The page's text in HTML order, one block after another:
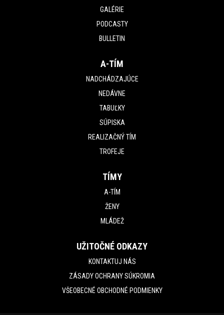
GALÉRIE
PODCASTY
BULLETIN
A-TÍM
NADCHÁDZAJÚCE
NEDÁVNE
TABUĽKY
SÚPISKA
REALIZAČNÝ TÍM
TROFEJE
TÍMY
A-TÍM
ŽENY
MLÁDEŽ
UŽITOČNÉ ODKAZY
KONTAKTUJ NÁS
ZÁSADY OCHRANY SÚKROMIA
VŠEOBECNÉ OBCHODNÉ PODMIENKY